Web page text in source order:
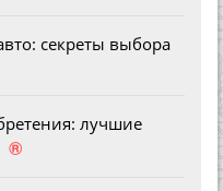
секреты выбора
лучшие
®